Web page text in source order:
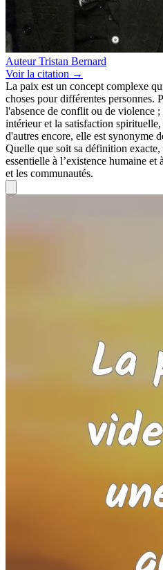
Auteur Tristan Bernard
Voirla citation →
La paix est un concept complexe
choses pour différentes personnes.
l'absence de conflit ou de violence
intérieur et la satisfaction
d'autres encore, elle est synonyme
Quelle que soit sa définition exacte,
essentielle à l’existence humaine
et les communautés.